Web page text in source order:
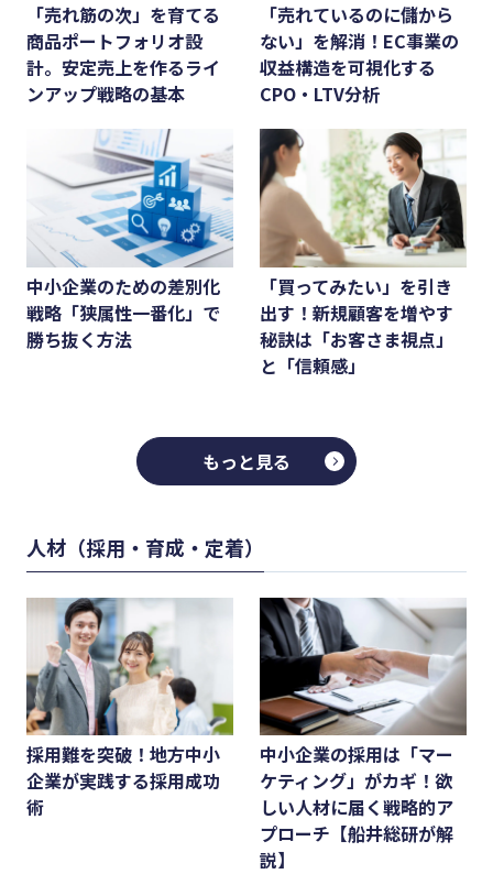
「売れ筋の次」を育てる
商品ポートフォリオ設
計。安定売上を作るライ
ンアップ戦略の基本
「売れているのに儲から
ない」を解消！EC事業の
収益構造を可視化する
CPO・LTV分析
中小企業のための差別化
戦略「狭属性一番化」で
勝ち抜く方法
「買ってみたい」を引き
出す！新規顧客を増やす
秘訣は「お客さま視点」
と「信頼感」
もっと見る
人材（採用・育成・定着）
採用難を突破！地方中小
企業が実践する採用成功
術
中小企業の採用は「マー
ケティング」がカギ！欲
しい人材に届く戦略的ア
プローチ【船井総研が解
説】